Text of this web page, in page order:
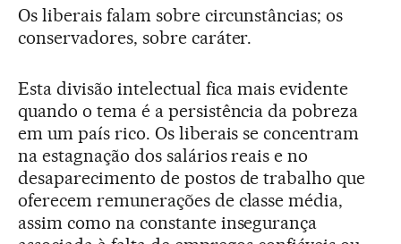
Os liberais falam sobre circunstâncias; os
conservadores, sobre caráter.
Esta divisão intelectual fica mais evidente
quando o tema é a persistência da pobreza
em um país rico. Os liberais se concentram
na estagnação dos salários reais e no
desaparecimento de postos de trabalho que
oferecem remunerações de classe média,
assim como na constante insegurança